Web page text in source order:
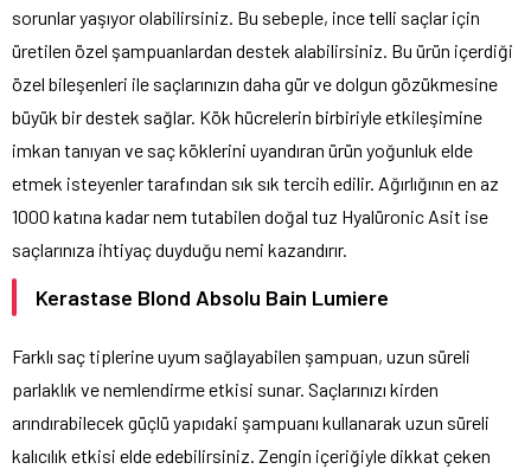
sorunlar yaşıyor olabilirsiniz. Bu sebeple, ince telli saçlar için
üretilen özel şampuanlardan destek alabilirsiniz. Bu ürün içerdiği
özel bileşenleri ile saçlarınızın daha gür ve dolgun gözükmesine
büyük bir destek sağlar. Kök hücrelerin birbiriyle etkileşimine
imkan tanıyan ve saç köklerini uyandıran ürün yoğunluk elde
etmek isteyenler tarafından sık sık tercih edilir. Ağırlığının en az
1000 katına kadar nem tutabilen doğal tuz Hyalüronic Asit ise
saçlarınıza ihtiyaç duyduğu nemi kazandırır.
Kerastase Blond Absolu Bain Lumiere
Farklı saç tiplerine uyum sağlayabilen şampuan, uzun süreli
parlaklık ve nemlendirme etkisi sunar. Saçlarınızı kirden
arındırabilecek güçlü yapıdaki şampuanı kullanarak uzun süreli
kalıcılık etkisi elde edebilirsiniz. Zengin içeriğiyle dikkat çeken